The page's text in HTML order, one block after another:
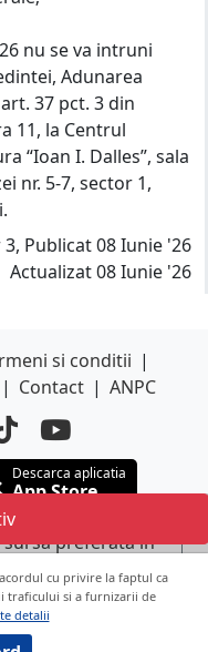
nu se va intruni
Adunarea
37 pct. 3 din
11, la Centrul
“Ioan I. Dalles”, sala
nr. 5-7, sector 1,
Publicat 08 Iunie '26
Actualizat 08 Iunie '26
cu privire la faptul ca
traficului si a furnizarii de
detalii
si conditii |
| Contact | ANPC
Descarca aplicatia
App Store
preferata in
TELEFONIC